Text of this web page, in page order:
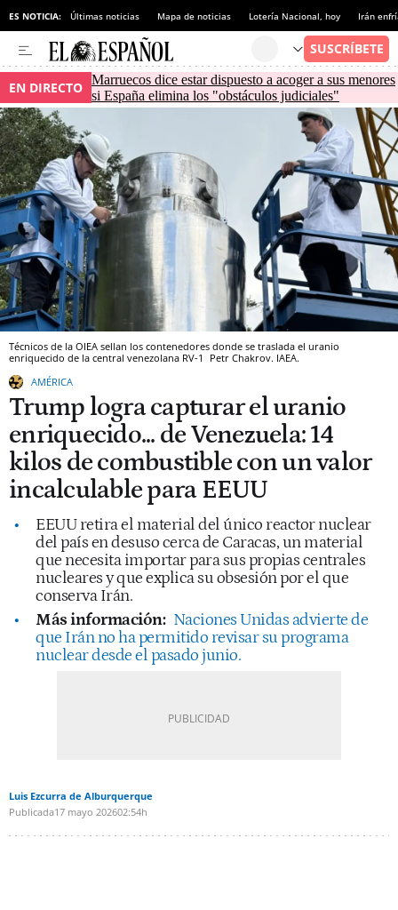
ES NOTICIA: Últimas noticias Mapa de noticias Lotería Nacional, hoy Irán
EN DIRECTO Marruecos dice estar dispuesto a acoger a sus menores
si España elimina los "obstáculos judiciales"
Técnicos de la OIEA sellan los contenedores donde se traslada el uranio
enriquecido de la central venezolana RV-1
Petr Chakrov. IAEA.
AMÉRICA
Trump logra capturar el uranio
enriquecido... de Venezuela: 14
kilos de combustible con un valor
incalculable para EEUU
EEUU retira el material del único reactor nuclear
del país en desuso cerca de Caracas, un material
que necesita importar para sus propias centrales
nucleares y que explica su obsesión por el que
conserva Irán.
Más información: Naciones Unidas advierte de
que Irán no ha permitido revisar su programa
nuclear desde el pasado junio.
Luis Ezcurra de Alburquerque
Publicada17 mayo 202602:54h